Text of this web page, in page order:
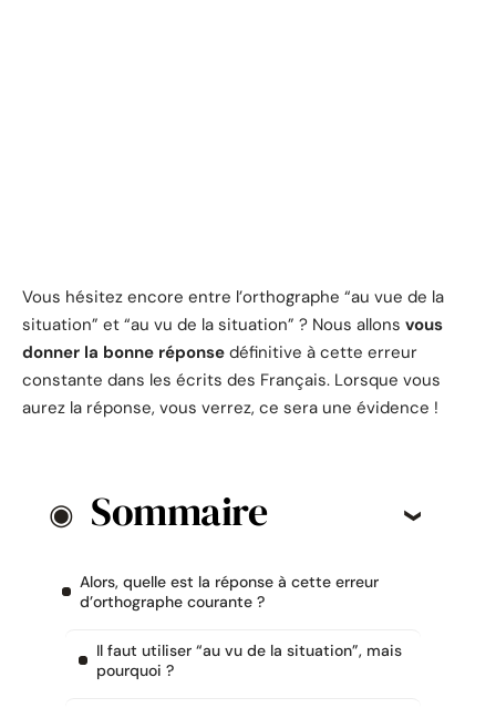
Vous hésitez encore entre l’orthographe “au vue de la
situation” et “au vu de la situation” ? Nous allons vous
donner la bonne réponse définitive à cette erreur
constante dans les écrits des Français. Lorsque vous
aurez la réponse, vous verrez, ce sera une évidence !
Sommaire
Alors, quelle est la réponse à cette erreur
d’orthographe courante ?
Il faut utiliser “au vu de la situation”, mais
pourquoi ?